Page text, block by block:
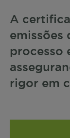
A
emissões
processo
rigor em